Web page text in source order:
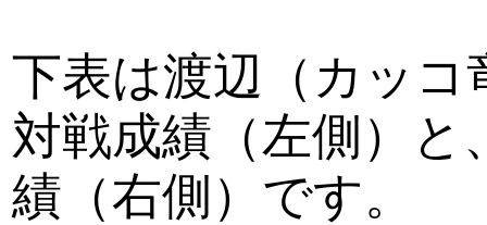
下表は渡辺（カッコ
対戦成績（左側）と
績（右側）です。